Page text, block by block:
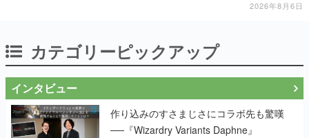
「お前を殺す」「死ぬほど痛いぞ」とささや
2026年8月6日
カテゴリーピックアップ
インタビュー
作り込みのすさまじさにコラボ先も驚嘆
──『Wizardry Variants Daphne』